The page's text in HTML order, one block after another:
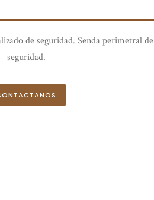
de seguridad. Senda perimetral de
seguridad.